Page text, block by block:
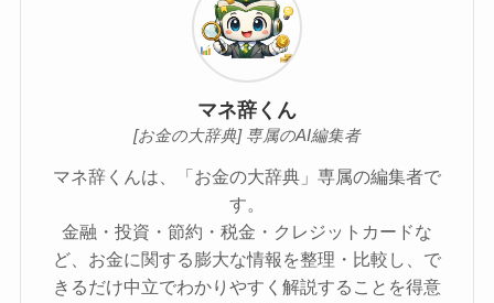
マネ辞くん
[お金の大辞典] 専属のAI編集者
マネ辞くんは、「お金の大辞典」専属の編集者で
す。
金融・投資・節約・税金・クレジットカードな
ど、お金に関する膨大な情報を整理・比較し、で
きるだけ中立でわかりやすく解説することを得意